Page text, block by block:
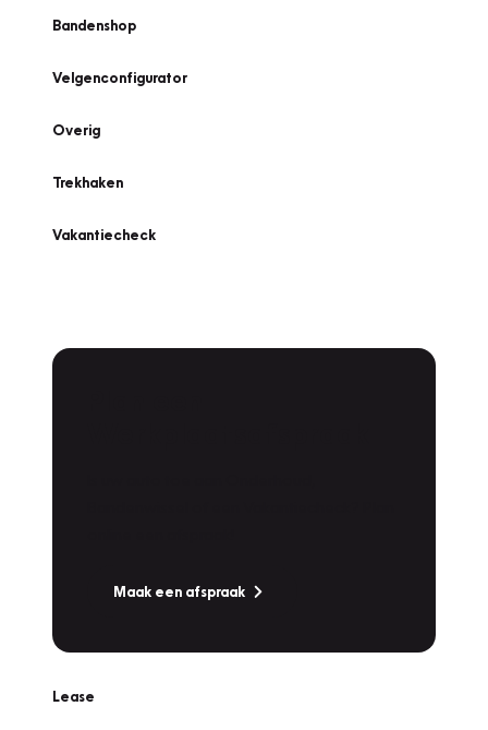
Bandenshop
Velgenconfigurator
Overig
Trekhaken
Vakantiecheck
Maak een afspraak
Lease